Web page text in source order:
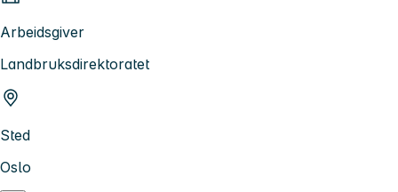
Arbeidsgiver
Landbruksdirektoratet
Sted
Oslo